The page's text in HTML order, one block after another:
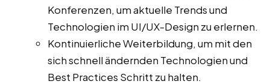
Konferenzen, um aktuelle Trends und
Technologien im UI/UX-Design zu erlernen.
Kontinuierliche Weiterbildung, um mit den
sich schnell ändernden Technologien und
Best Practices Schritt zu halten.